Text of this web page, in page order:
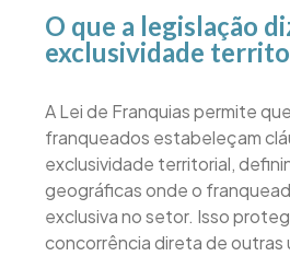
O que a legislação
exclusividade
A Lei de Franquias permite
franqueados estabeleçam
exclusividade territorial,
geográficas onde o
exclusiva no setor. Isso
concorrência direta de outras